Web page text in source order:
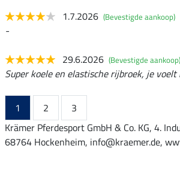
1.7.2026 (Bevestigde aankoop)
-
29.6.2026 (Bevestigde aankoop)
Super koele en elastische rijbroek, je
1 2
3
Krämer Pferdesport GmbH & Co. KG, 4.
68764 Hockenheim, info@kraemer.de,